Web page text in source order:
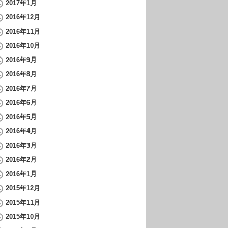
2017年1月
2016年12月
2016年11月
2016年10月
2016年9月
2016年8月
2016年7月
2016年6月
2016年5月
2016年4月
2016年3月
2016年2月
2016年1月
2015年12月
2015年11月
2015年10月